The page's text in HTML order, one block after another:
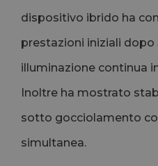
dispositivo ibrido ha
prestazioni iniziali dopo
illuminazione continua
Inoltre ha mostrato
sotto gocciolamento
simultanea.